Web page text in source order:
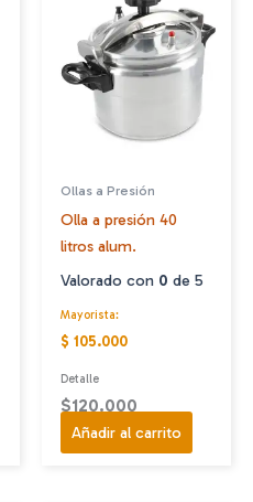
Ollas a Presión
Olla a presión 40
litros alum.
Valorado con 0 de 5
Mayorista:
$ 105.000
Detalle
$120.000
Añadir al carrito